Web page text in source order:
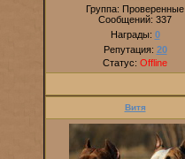
Группа: Проверенные
Сообщений: 337
Награды: 0
Репутация: 20
Статус: Offline
Витя